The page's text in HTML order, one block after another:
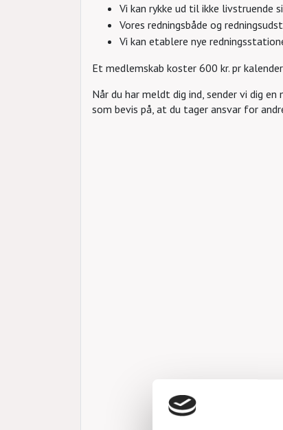
Vi kan rykke ud til ikke
Vores redningsbåde og
Vi kan etablere nye
Et medlemskab koster 600 kr. pr
Når du har meldt dig ind, sender vi dig
som bevis på, at du tager ansvar for